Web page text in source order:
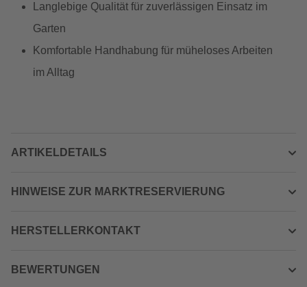
Langlebige Qualität für zuverlässigen Einsatz im
Garten
Komfortable Handhabung für müheloses Arbeiten
im Alltag
ARTIKELDETAILS
HINWEISE ZUR MARKTRESERVIERUNG
HERSTELLERKONTAKT
BEWERTUNGEN